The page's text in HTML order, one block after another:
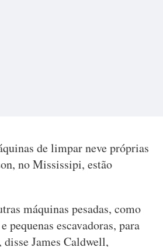
de limpar neve próprias
no Mississipi, estão
máquinas pesadas, como
pequenas escavadoras, para
James Caldwell,